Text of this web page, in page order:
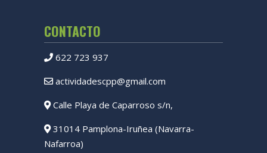
CONTACTO
622 723 937
actividadescpp@gmail.com
Calle Playa de Caparroso s/n,
31014 Pamplona-Iruñea (Navarra-
Nafarroa)